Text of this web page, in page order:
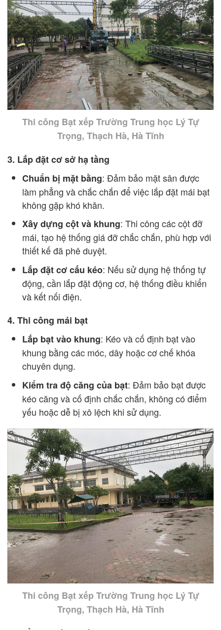
Thi công Bạt xếp Trường Trung học Lý Tự
Trọng, Thạch Hà, Hà Tĩnh
3. Lắp đặt cơ sở hạ tầng
Chuẩn bị mặt bằng: Đảm bảo mặt sân được
làm phẳng và chắc chắn để việc lắp đặt mái bạt
không gặp khó khăn.
Xây dựng cột và khung: Thi công các cột đỡ
mái, tạo hệ thống giá đỡ chắc chắn, phù hợp với
thiết kế đã phê duyệt.
Lắp đặt cơ cấu kéo: Nếu sử dụng hệ thống tự
động, cần lắp đặt động cơ, hệ thống điều khiển
và kết nối điện.
4. Thi công mái bạt
Lắp bạt vào khung: Kéo và cố định bạt vào
khung bằng các móc, dây hoặc cơ chế khóa
chuyên dụng.
Kiểm tra độ căng của bạt: Đảm bảo bạt được
kéo căng và cố định chắc chắn, không có điểm
yếu hoặc dễ bị xô lệch khi sử dụng.
Thi công Bạt xếp Trường Trung học Lý Tự
Trọng, Thạch Hà, Hà Tĩnh